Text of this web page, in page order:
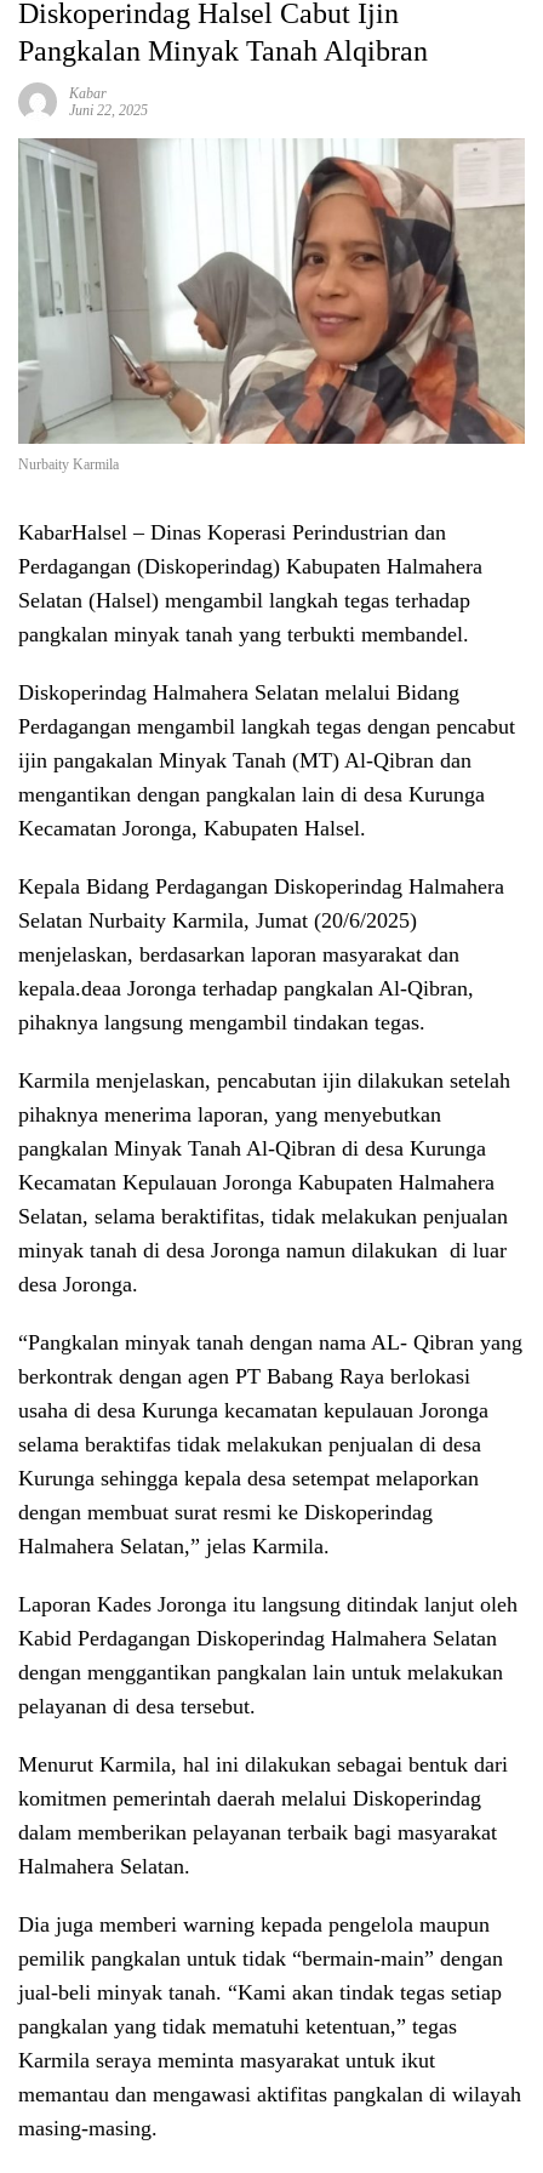
Diskoperindag Halsel Cabut Ijin
Pangkalan Minyak Tanah Alqibran
Kabar
Juni 22, 2025
Nurbaity Karmila
KabarHalsel – Dinas Koperasi Perindustrian dan
Perdagangan (Diskoperindag) Kabupaten Halmahera
Selatan (Halsel) mengambil langkah tegas terhadap
pangkalan minyak tanah yang terbukti membandel.
Diskoperindag Halmahera Selatan melalui Bidang
Perdagangan mengambil langkah tegas dengan pencabut
ijin pangakalan Minyak Tanah (MT) Al-Qibran dan
mengantikan dengan pangkalan lain di desa Kurunga
Kecamatan Joronga, Kabupaten Halsel.
Kepala Bidang Perdagangan Diskoperindag Halmahera
Selatan Nurbaity Karmila, Jumat (20/6/2025)
menjelaskan, berdasarkan laporan masyarakat dan
kepala.deaa Joronga terhadap pangkalan Al-Qibran,
pihaknya langsung mengambil tindakan tegas.
Karmila menjelaskan, pencabutan ijin dilakukan setelah
pihaknya menerima laporan, yang menyebutkan
pangkalan Minyak Tanah Al-Qibran di desa Kurunga
Kecamatan Kepulauan Joronga Kabupaten Halmahera
Selatan, selama beraktifitas, tidak melakukan penjualan
minyak tanah di desa Joronga namun dilakukan di luar
desa Joronga.
“Pangkalan minyak tanah dengan nama AL- Qibran yang
berkontrak dengan agen PT Babang Raya berlokasi
usaha di desa Kurunga kecamatan kepulauan Joronga
selama beraktifas tidak melakukan penjualan di desa
Kurunga sehingga kepala desa setempat melaporkan
dengan membuat surat resmi ke Diskoperindag
Halmahera Selatan,” jelas Karmila.
Laporan Kades Joronga itu langsung ditindak lanjut oleh
Kabid Perdagangan Diskoperindag Halmahera Selatan
dengan menggantikan pangkalan lain untuk melakukan
pelayanan di desa tersebut.
Menurut Karmila, hal ini dilakukan sebagai bentuk dari
komitmen pemerintah daerah melalui Diskoperindag
dalam memberikan pelayanan terbaik bagi masyarakat
Halmahera Selatan.
Dia juga memberi warning kepada pengelola maupun
pemilik pangkalan untuk tidak “bermain-main” dengan
jual-beli minyak tanah. “Kami akan tindak tegas setiap
pangkalan yang tidak mematuhi ketentuan,” tegas
Karmila seraya meminta masyarakat untuk ikut
memantau dan mengawasi aktifitas pangkalan di wilayah
masing-masing.